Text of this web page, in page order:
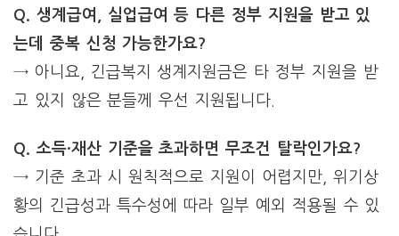
Q. 생계급여, 실업급여 등 다른 정부 지원을 받고 있
는데 중복 신청 가능한가요?
→ 아니요, 긴급복지 생계지원금은 타 정부 지원을 받
고 있지 않은 분들께 우선 지원됩니다.
Q. 소득·재산 기준을 초과하면 무조건 탈락인가요?
→ 기준 초과 시 원칙적으로 지원이 어렵지만, 위기상
황의 긴급성과 특수성에 따라 일부 예외 적용될 수 있